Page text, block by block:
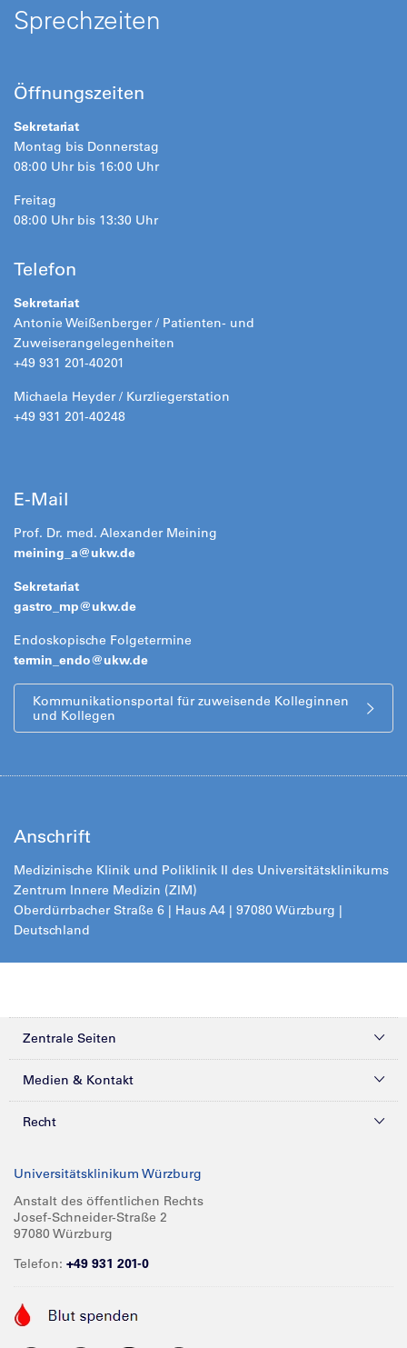
Sprechzeiten
Öffnungszeiten
Sekretariat
Montag bis Donnerstag
08:00 Uhr bis 16:00 Uhr
Freitag
08:00 Uhr bis 13:30 Uhr
Telefon
Sekretariat
Antonie Weißenberger / Patienten- und
Zuweiserangelegenheiten
+49 931 201-40201
Michaela Heyder / Kurzliegerstation
+49 931 201-40248
E-Mail
Prof. Dr. med. Alexander Meining
meining_a@ukw.de
Sekretariat
gastro_mp@ukw.de
Endoskopische Folgetermine
termin_endo@ukw.de
Kommunikationsportal für zuweisende Kolleginnen
und Kollegen
Anschrift
Medizinische Klinik und Poliklinik II des Universitätsklinikums
Zentrum Innere Medizin (ZIM)
Oberdürrbacher Straße 6 | Haus A4 | 97080 Würzburg |
Deutschland
Zentrale Seiten
Kliniken & Zentren
Forschung
Karriere
Medien & Kontakt
Presse
Glossar
Spenden
Anreise
Recht
Compliance
Impressum
Barrierefreiheit
Universitätsklinikum Würzburg
Anstalt des öffentlichen Rechts
Josef-Schneider-Straße 2
97080 Würzburg
Telefon: +49 931 201-0